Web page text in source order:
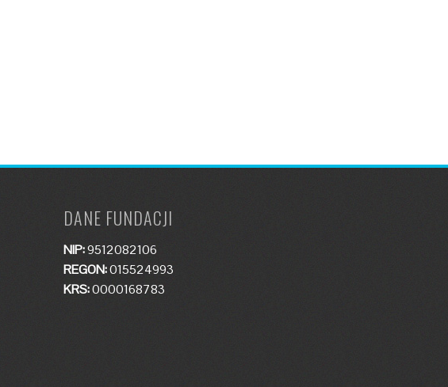
DANE FUNDACJI
NIP:9512082106
REGON:015524993
KRS:0000168783